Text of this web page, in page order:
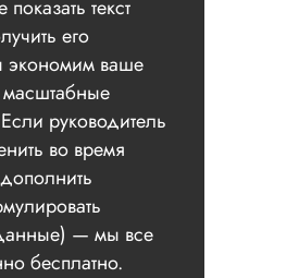
текст
его
экономим ваше
руководитель
во время
— мы все
бесплатно.